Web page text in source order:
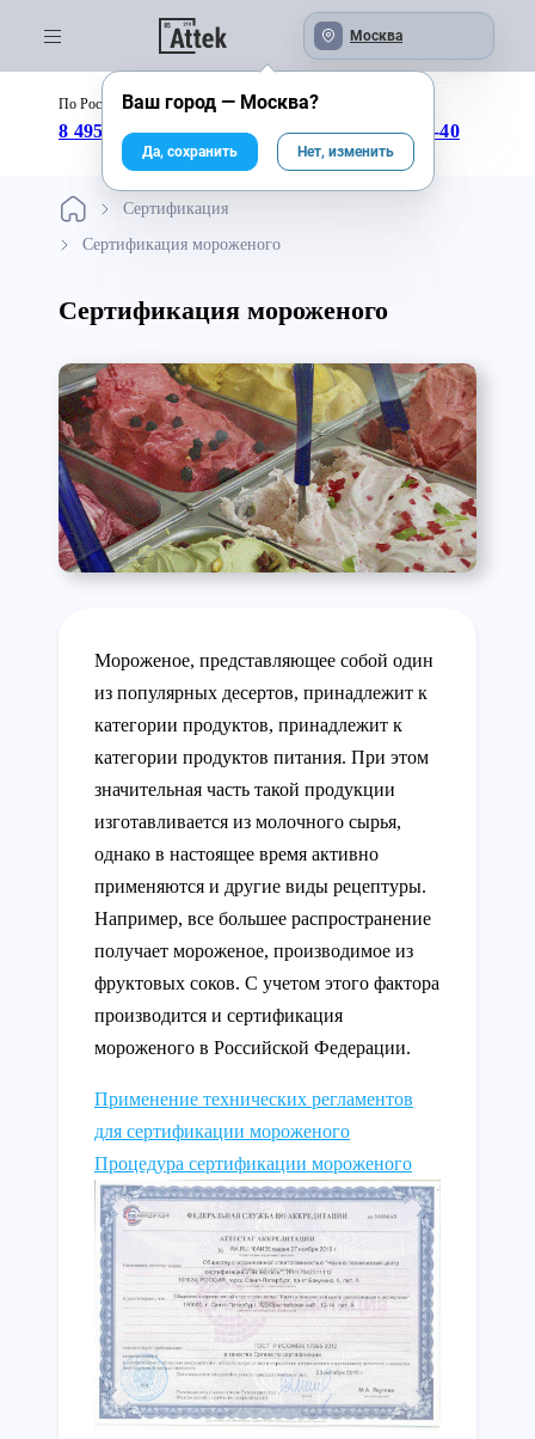
Москва
По России бесплатно:
8 495 246-04-43 8 800 333-25-40
Сертификация
Сертификация мороженого
Сертификация мороженого
Мороженое, представляющее собой один
из популярных десертов, принадлежит к
категории продуктов, принадлежит к
категории продуктов питания. При этом
значительная часть такой продукции
изготавливается из молочного сырья,
однако в настоящее время активно
применяются и другие виды рецептуры.
Например, все большее распространение
получает мороженое, производимое из
фруктовых соков. С учетом этого фактора
производится и сертификация
мороженого в Российской Федерации.
Применение технических регламентов
для сертификации мороженого
Процедура сертификации мороженого
Ваш город — Москва?
Да, сохранить Нет, изменить